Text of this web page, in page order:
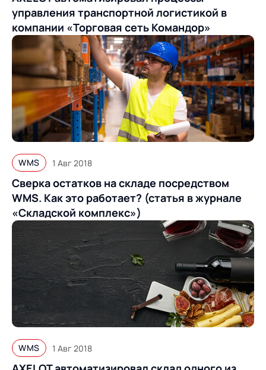
управления транспортной логистикой в
компании «Торговая сеть Командор»
WMS 1 Авг 2018
Сверка остатков на складе посредством
WMS. Как это работает? (статья в журнале
«Складской комплекс»)
WMS 1 Авг 2018